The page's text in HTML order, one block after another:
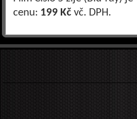
cenu: 199 Kč vč. DPH.